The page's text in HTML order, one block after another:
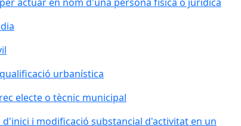
urbanística
electe o tècnic municipal
d'inici i modificació substancial d'activitat en un